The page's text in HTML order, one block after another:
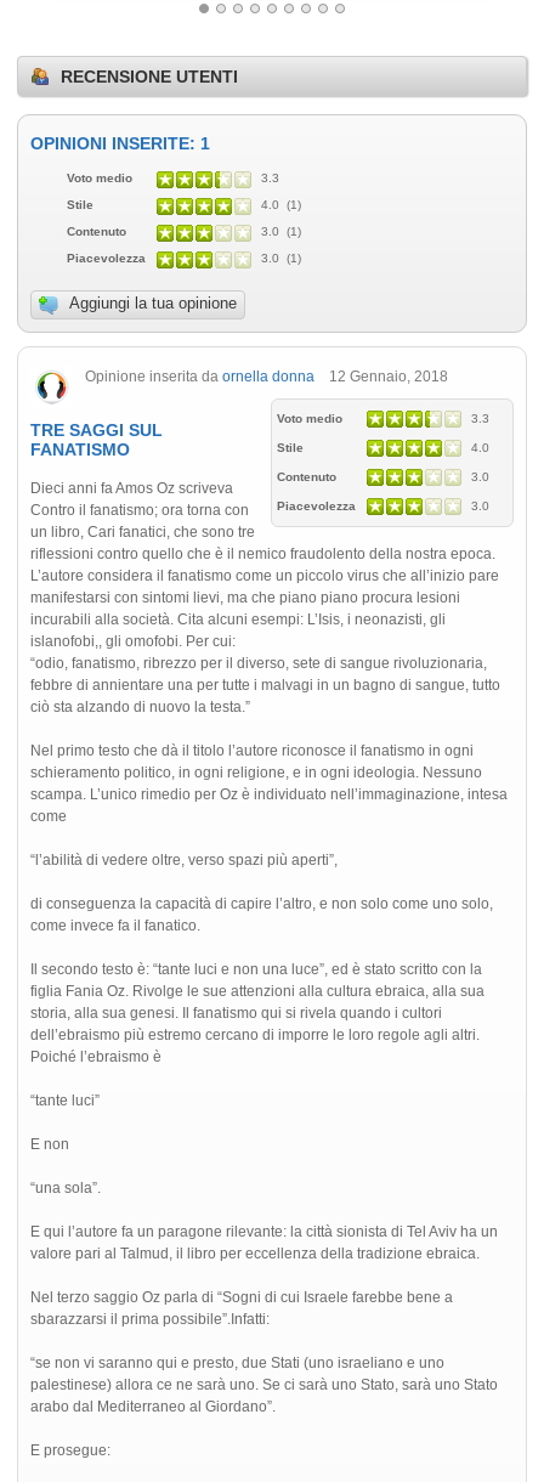
RECENSIONE UTENTI
OPINIONI INSERITE: 1
Voto medio
3.3
Stile
4.0 (1)
Contenuto
3.0 (1)
Piacevolezza
3.0 (1)
Aggiungi la tua opinione
Opinione inserita da ornella donna 12 Gennaio, 2018
Voto medio 3.3
Stile 4.0
Contenuto 3.0
Piacevolezza 3.0
TRE SAGGI SUL
FANATISMO
Dieci anni fa Amos Oz scriveva
Contro il fanatismo; ora torna con
un libro, Cari fanatici, che sono tre
riflessioni contro quello che è il nemico fraudolento della nostra epoca.
L’autore considera il fanatismo come un piccolo virus che all’inizio pare
manifestarsi con sintomi lievi, ma che piano piano procura lesioni
incurabili alla società. Cita alcuni esempi: L’Isis, i neonazisti, gli
islanofobi,, gli omofobi. Per cui:
“odio, fanatismo, ribrezzo per il diverso, sete di sangue rivoluzionaria,
febbre di annientare una per tutte i malvagi in un bagno di sangue, tutto
ciò sta alzando di nuovo la testa.”
Nel primo testo che dà il titolo l’autore riconosce il fanatismo in ogni
schieramento politico, in ogni religione, e in ogni ideologia. Nessuno
scampa. L’unico rimedio per Oz è individuato nell’immaginazione, intesa
come
“l’abilità di vedere oltre, verso spazi più aperti”,
di conseguenza la capacità di capire l’altro, e non solo come uno solo,
come invece fa il fanatico.
Il secondo testo è: “tante luci e non una luce”, ed è stato scritto con la
figlia Fania Oz. Rivolge le sue attenzioni alla cultura ebraica, alla sua
storia, alla sua genesi. Il fanatismo qui si rivela quando i cultori
dell’ebraismo più estremo cercano di imporre le loro regole agli altri.
Poiché l’ebraismo è
“tante luci”
E non
“una sola”.
E qui l’autore fa un paragone rilevante: la città sionista di Tel Aviv ha un
valore pari al Talmud, il libro per eccellenza della tradizione ebraica.
Nel terzo saggio Oz parla di “Sogni di cui Israele farebbe bene a
sbarazzarsi il prima possibile”.Infatti:
“se non vi saranno qui e presto, due Stati (uno israeliano e uno
palestinese) allora ce ne sarà uno. Se ci sarà uno Stato, sarà uno Stato
arabo dal Mediterraneo al Giordano”.
E prosegue: